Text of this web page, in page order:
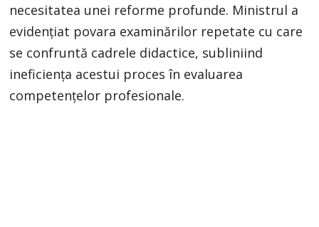
necesitatea unei reforme profunde. Ministrul a
evidențiat povara examinărilor repetate cu care
se confruntă cadrele didactice, subliniind
ineficiența acestui proces în evaluarea
competențelor profesionale.